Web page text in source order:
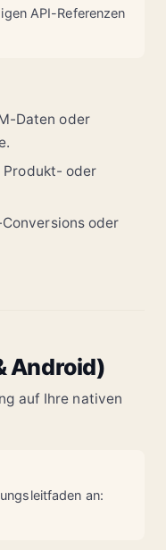
API-Referenzen
Daten oder
Produkt- oder
oder
Android)
auf Ihre nativen
an: